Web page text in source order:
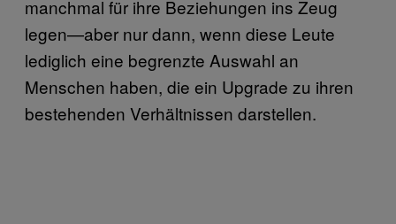
manchmal für ihre Beziehungen ins Zeug
legen—aber nur dann, wenn diese Leute
lediglich eine begrenzte Auswahl an
Menschen haben, die ein Upgrade zu ihren
bestehenden Verhältnissen darstellen.